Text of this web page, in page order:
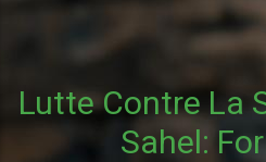
Lutte Contre La
Sahel: